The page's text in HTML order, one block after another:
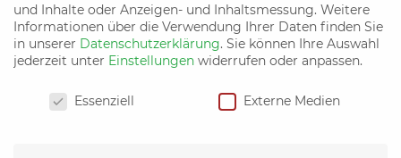
Wunderlich gegen Deutschland gesprochen. Der
Europäische Gerichtshof für Menschenrechte verurteilte
das christliche Ehepaar Dirk und Petra Wunderlich, die die
pädagogische Erziehung ihrer vier Kinder selbst in die Hand
haben. Die Behörden hatten im Jahre 2013 deshalb die
und Inhalte oder Anzeigen- und Inhaltsmessung. Weitere
Informationen über die Verwendung Ihrer Daten finden Sie
in unserer Datenschutzerklärung. Sie können Ihre Auswahl
jederzeit unter Einstellungen widerrufen oder anpassen.
Essenziell Externe Medien